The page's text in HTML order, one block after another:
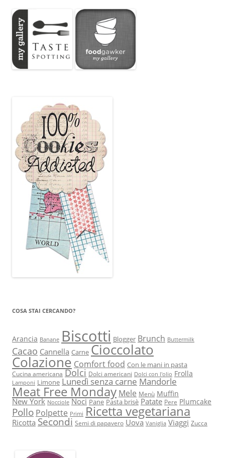
COSA STAI CERCANDO?
Arancia Banane Biscotti Blogger Brunch Buttermilk
Cacao Cannella Carne Cioccolato
Colazione Comfort food Con le mani in pasta
Cucina americana Dolci Dolci americani Dolci con l'olio Frolla
Lamponi Limone Lunedì senza carne Mandorle
Meat Free Monday Mele Menù Muffin
New York Nocciole Noci Pane Pasta brisè Patate Pere Plumcake
Pollo Polpette Primi Ricetta vegetariana
Ricotta Secondi Semi di papavero Uova Vaniglia Viaggi Zucca